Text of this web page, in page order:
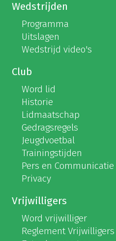
Wedstrijden
Programma
Uitslagen
Wedstrijd video's
Club
Word lid
Historie
Lidmaatschap
Gedragsregels
Jeugdvoetbal
Trainingstijden
Pers en Communicatie
Privacy
Vrijwilligers
Word vrijwilliger
Reglement Vrijwilligers